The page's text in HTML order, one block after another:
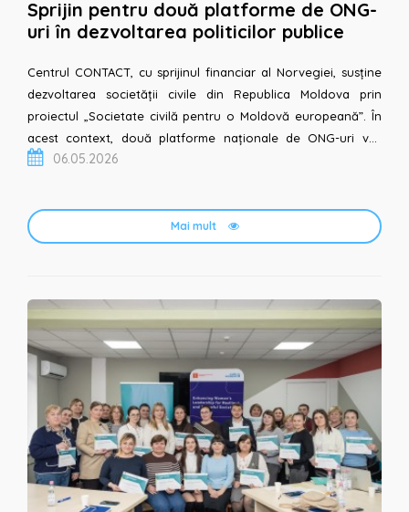
Sprijin pentru două platforme de ONG-
uri în dezvoltarea politicilor publice
Centrul CONTACT, cu sprijinul financiar al Norvegiei, susține
dezvoltarea societății civile din Republica Moldova prin
proiectul „Societate civilă pentru o Moldovă europeană”. În
acest context, două platforme naționale de ONG-uri vor
beneficia, timp de doi ani, de sprijin de p&acir...
06.05.2026
Mai mult